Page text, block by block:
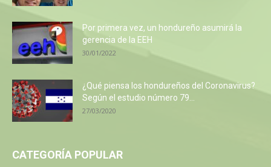
Por primera vez, un hondureño asumirá la
gerencia de la EEH
30/01/2022
¿Qué piensa los hondureños del Coronavirus?
Según el estudio número 79...
27/03/2020
CATEGORÍA POPULAR